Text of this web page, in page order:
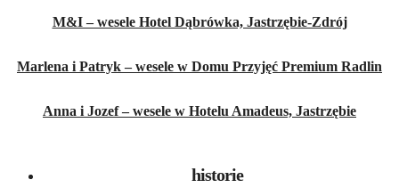
M&I – wesele Hotel Dąbrówka, Jastrzębie-Zdrój
Marlena i Patryk – wesele w Domu Przyjęć Premium Radlin
Anna i Jozef – wesele w Hotelu Amadeus, Jastrzębie
historie